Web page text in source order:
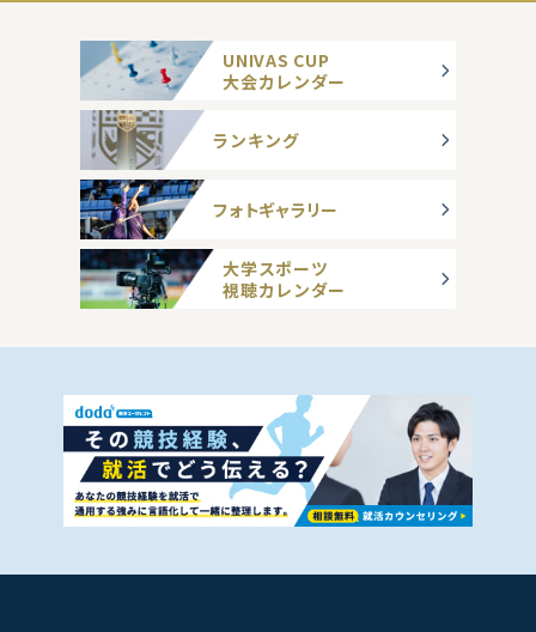
UNIVAS CUP
大会カレンダー
ランキング
フォトギャラリー
大学スポーツ
視聴カレンダー